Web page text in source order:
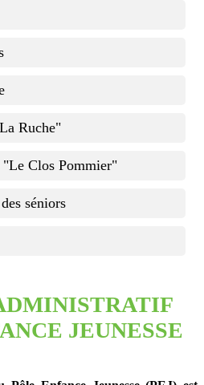
Ruche"
"Le Clos Pommier"
séniors
JEUNESSE